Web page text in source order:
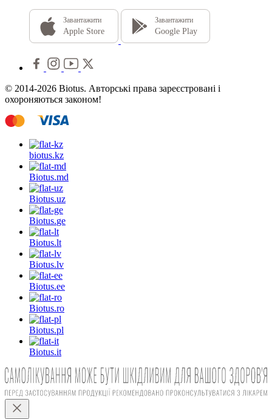
Завантажити
Apple Store
Завантажити
Google Play
© 2014-2026 Biotus. Авторські права зареєстровані і
охороняються законом!
biotus.kz
Biotus.md
Biotus.uz
Biotus.ge
Biotus.lt
Biotus.lv
Biotus.ee
Biotus.ro
Biotus.pl
Biotus.it